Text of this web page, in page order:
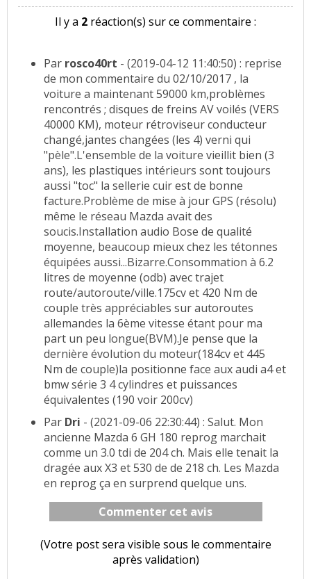
Il y a 2 réaction(s) sur ce commentaire :
Par rosco40rt - (2019-04-12 11:40:50) : reprise
de mon commentaire du 02/10/2017 , la
voiture a maintenant 59000 km,problèmes
rencontrés ; disques de freins AV voilés (VERS
40000 KM), moteur rétroviseur conducteur
changé,jantes changées (les 4) verni qui
"pèle".L'ensemble de la voiture vieillit bien (3
ans), les plastiques intérieurs sont toujours
aussi "toc" la sellerie cuir est de bonne
facture.Problème de mise à jour GPS (résolu)
même le réseau Mazda avait des
soucis.Installation audio Bose de qualité
moyenne, beaucoup mieux chez les tétonnes
équipées aussi...Bizarre.Consommation à 6.2
litres de moyenne (odb) avec trajet
route/autoroute/ville.175cv et 420 Nm de
couple très appréciables sur autoroutes
allemandes la 6ème vitesse étant pour ma
part un peu longue(BVM).Je pense que la
dernière évolution du moteur(184cv et 445
Nm de couple)la positionne face aux audi a4 et
bmw série 3 4 cylindres et puissances
équivalentes (190 voir 200cv)
Par Dri - (2021-09-06 22:30:44) : Salut. Mon
ancienne Mazda 6 GH 180 reprog marchait
comme un 3.0 tdi de 204 ch. Mais elle tenait la
dragée aux X3 et 530 de de 218 ch. Les Mazda
en reprog ça en surprend quelque uns.
Commenter cet avis
(Votre post sera visible sous le commentaire
après validation)